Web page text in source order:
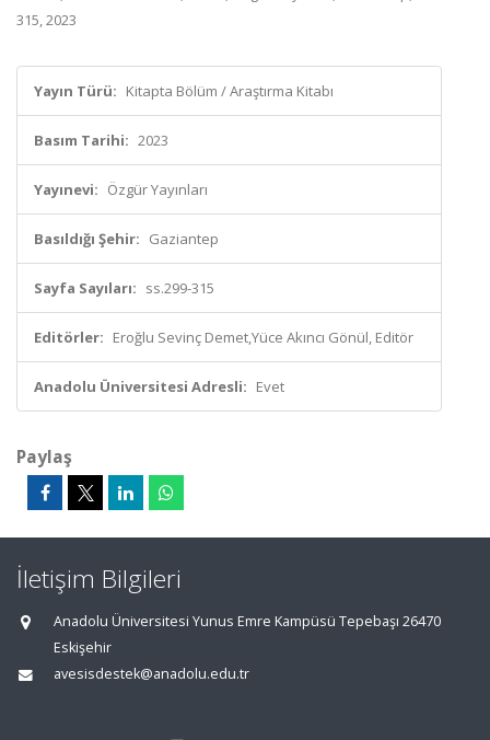
315, 2023
Yayın Türü: Kitapta Bölüm / Araştırma Kitabı
Basım Tarihi: 2023
Yayınevi: Özgür Yayınları
Basıldığı Şehir: Gaziantep
Sayfa Sayıları: ss.299-315
Editörler: Eroğlu Sevinç Demet,Yüce Akıncı Gönül, Editör
Anadolu Üniversitesi Adresli: Evet
Paylaş
İletişim Bilgileri
Anadolu Üniversitesi Yunus Emre Kampüsü Tepebaşı 26470
Eskişehir
avesisdestek@anadolu.edu.tr